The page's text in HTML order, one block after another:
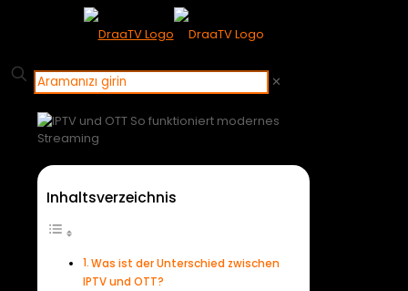
✕
Inhaltsverzeichnis
Was ist der Unterschied zwischen
IPTV und OTT?